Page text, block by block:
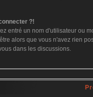
?!
entré un nom d'utilisateur ou
alors que vous n'avez rien
dans les discussions.